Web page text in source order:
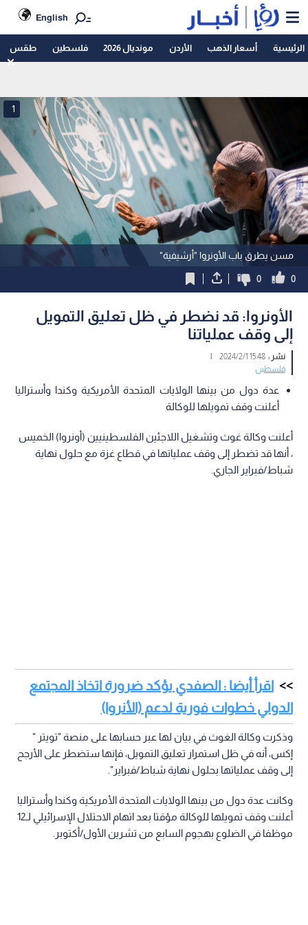
English
الرئيسية أسعار الذهب الأردن مونديال 2026 فلسطين طقس
مسن يطرق باب الأونروا "أرشيفية"
1
0
0
الأونروا: قد نضطر في ظل تعليق التمويل
إلى وقف عملياتنا
نشر :15:48 2024/2/1
|
فلسطين
عدة دول من بينها الولايات المتحدة الأمريكية وكندا وأستراليا
أعلنت وقف تمويلها للوكالة
أعلنت وكالة غوث وتشغيل اللاجئين الفلسطينيين (أونروا) الخميس
، أنها قد تضطر إلى وقف عملياتها في قطاع غزة مع حلول نهاية
شباط/فبراير الجاري.
اقرأ أيضا : الصفدي يؤكد ضرورة اتخاذ المجتمع
الدولي خطوات فورية لدعم (الأنروا)
وذكرت وكالة الغوث في بيان لها عبر حسابها على منصة "تويتر "
إكس، أنه في ظل استمرار تعليق التمويل، فإنها ستضطر على الأرجح
إلى وقف عملياتها بحلول نهاية شباط/فبراير".
وكانت عدة دول من بينها الولايات المتحدة الأمريكية وكندا وأستراليا
أعلنت وقف تمويلها للوكالة مؤقتا بعد اتهام الاحتلال الإسرائيلي لـ12
موظفا في الضلوع بهجوم السابع من تشرين الأول/أكتوبر.